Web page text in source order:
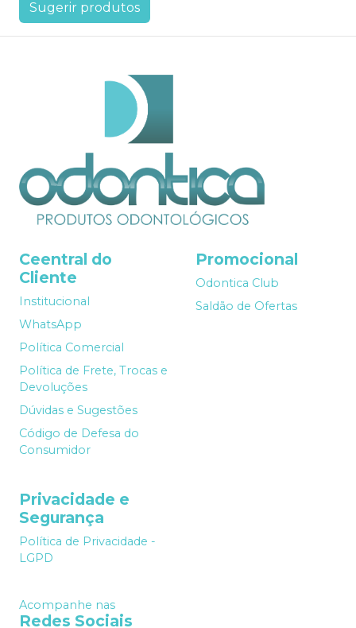
Sugerir produtos
Ceentral do
Cliente
Institucional
WhatsApp
Política Comercial
Política de Frete, Trocas e
Devoluções
Dúvidas e Sugestões
Código de Defesa do
Consumidor
Promocional
Odontica Club
Saldão de Ofertas
Privacidade e
Segurança
Política de Privacidade -
LGPD
Acompanhe nas
Redes Sociais